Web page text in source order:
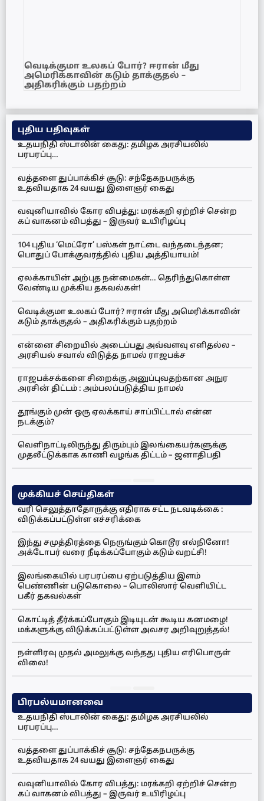
வெடிக்குமா உலகப் போர்? ஈரான் மீது
அமெரிக்காவின் கடும் தாக்குதல் –
அதிகரிக்கும் பதற்றம்
புதிய பதிவுகள்
உதயநிதி ஸ்டாலின் கைது: தமிழக அரசியலில்
பரபரப்பு…
வத்தளை துப்பாக்கிச் சூடு: சந்தேகநபருக்கு
உதவியதாக 24 வயது இளைஞர் கைது
வவுனியாவில் கோர விபத்து: மரக்கறி ஏற்றிச் சென்ற
கப் வாகனம் விபத்து – இருவர் உயிரிழப்பு
104 புதிய ‘மெட்ரோ’ பஸ்கள் நாட்டை வந்தடைந்தன;
பொதுப் போக்குவரத்தில் புதிய அத்தியாயம்!
ஏலக்காயின் அற்புத நன்மைகள்… தெரிந்துகொள்ள
வேண்டிய முக்கிய தகவல்கள்!
வெடிக்குமா உலகப் போர்? ஈரான் மீது அமெரிக்காவின்
கடும் தாக்குதல் – அதிகரிக்கும் பதற்றம்
என்னை சிறையில் அடைப்பது அவ்வளவு எளிதல்ல –
அரசியல் சவால் விடுத்த நாமல் ராஜபக்ச
ராஜபக்சக்களை சிறைக்கு அனுப்புவதற்கான அநுர
அரசின் திட்டம் : அம்பலப்படுத்திய நாமல்
தூங்கும் முன் ஒரு ஏலக்காய் சாப்பிட்டால் என்ன
நடக்கும்?
வெளிநாட்டிலிருந்து திரும்பும் இலங்கையர்களுக்கு
முதலீட்டுக்காக காணி வழங்க திட்டம் – ஜனாதிபதி
முக்கியச் செய்திகள்
வரி செலுத்தாதோருக்கு எதிராக சட்ட நடவடிக்கை :
விடுக்கப்பட்டுள்ள எச்சரிக்கை
இந்து சமுத்திரத்தை நெருங்கும் கொடூர எல்நினோ!
அக்டோபர் வரை நீடிக்கப்போகும் கடும் வறட்சி!
இலங்கையில் பரபரப்பை ஏற்படுத்திய இளம்
பெண்ணின் படுகொலை – பொலிஸார் வெளியிட்ட
பகீர் தகவல்கள்
கொட்டித் தீர்க்கப்போகும் இடியுடன் கூடிய கனமழை!
மக்களுக்கு விடுக்கப்பட்டுள்ள அவசர அறிவுறுத்தல்!
நள்ளிரவு முதல் அமலுக்கு வந்தது புதிய எரிபொருள்
விலை!
பிரபல்யமானவை
உதயநிதி ஸ்டாலின் கைது: தமிழக அரசியலில்
பரபரப்பு…
வத்தளை துப்பாக்கிச் சூடு: சந்தேகநபருக்கு
உதவியதாக 24 வயது இளைஞர் கைது
வவுனியாவில் கோர விபத்து: மரக்கறி ஏற்றிச் சென்ற
கப் வாகனம் விபத்து – இருவர் உயிரிழப்பு